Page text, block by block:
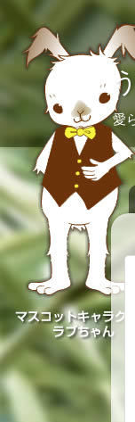
愛